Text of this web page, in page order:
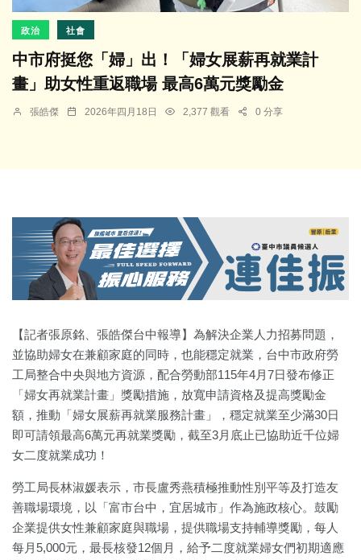
政治 社會
中市府挺您「婦」出！「婦女展薪再就業計
畫」助女性重返職場 最高6萬元獎勵金
張皓傑 2026年四月18日 2,377 觀看 0 分享
【記者張原銘、張皓傑台中報導】為解決企業人力招募問題，
並協助婦女在兼顧家庭的同時，也能穩定就業，台中市政府勞
工局整合中央與地方資源，配合勞動部115年4月7日發布修正
「婦女再就業計畫」獎勵措施，放寬申請資格及提高獎勵金
額，推動「婦女展薪再就業服務計畫」，穩定就業至少滿30日
即可請領最高6萬元再就業獎勵，截至3月底止已協助近千位婦
女二度就業成功！
勞工局長林淑媛表示，市長盧秀燕積極推動性別平等及打造友
善職場環境，以「富市台中，宜居城市」作為施政核心。鼓勵
企業提供女性兼顧家庭與職場，提供職場支持輔導獎勵，每人
每月5,000元，最長核發12個月，給予二度就業婦女們初期適應